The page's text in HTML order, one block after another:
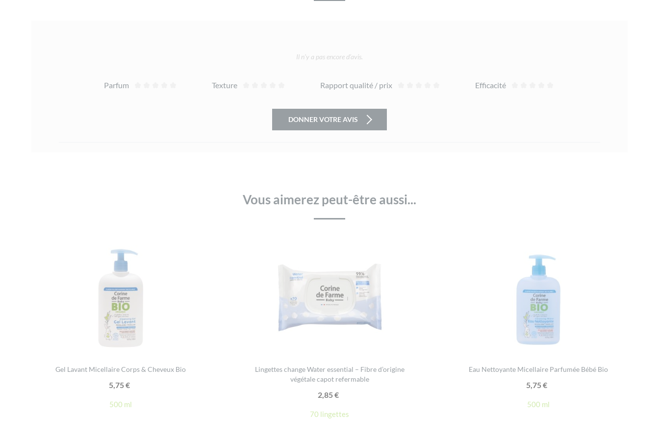
Il n’y a pas encore d’avis.
Parfum Texture Rapport qualité / prix Efficacité
DONNER VOTRE AVIS
Vous aimerez peut-être aussi...
Gel Lavant Micellaire Corps & Cheveux Bio
5,75€
500 ml
Lingettes change Water essential – Fibre d’origine
végétale capot refermable
2,85€
70 lingettes
Eau Nettoyante Micellaire Parfumée Bébé Bio
5,75€
500 ml